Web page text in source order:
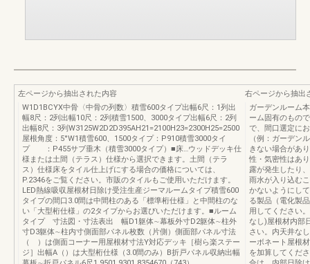
左ページから抽出された内容
W1D1BCYX中骨〈中骨の列数〉積雪600タイプ出幅6尺：1列出
幅8尺：2列出幅10尺：2列積雪1500、3000タイプ出幅6尺：2列
出幅8尺：3列W3125W2D2D395AH21=2100H23=2300H25=2500
屋根角度：5°W1積雪600、1500タイプ：P910積雪3000タイ
プ ：P455サブ垂木（積雪3000タイプ）■床…ウッドデッキ仕
様または土間（テラス）仕様から選択できます。土間（テラ
ス）仕様床をタイル仕上げにする場合の価格については、
P.2346をご覧ください。市販のタイルもご使用いただけます。
LED熱線吸収屋根材日除け受注生産ジーマルームタイプ積雪600
タイプの間口3.0間は中間柱のある「標準桁仕様」と中間柱のな
い「大型桁仕様」の2タイプからお選びいただけます。■ルーム
タイプ 寸法図・寸法表出 幅D1躯体∼幕板外寸D2躯体∼柱外
寸D3躯体∼柱内寸側面部パネル枚数（片側）側面部パネル寸法
（ ）は側面コーナー用屋根材寸法Y対応デッキ［樹ら楽ステー
ジ］出幅A（）は大型桁仕様（3.0間のみ）B折戸パネル収納出幅
右ページから抽出
ガーデンルーム
ーム固有のもの
で、間口選定に
（例：ガーデン
きない場合があ
性・気密性はあ
露が発生したり
雨水が入り込む
かないようにし
る製品（電化製
用してください
なし)屋根材内部
さい。内天井な
ーボネート屋根
を加算してくだ